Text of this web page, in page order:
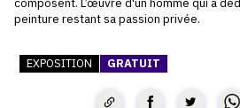
CONTACT
peinture restant sa passion privée.
EXPOSITION GRATUIT